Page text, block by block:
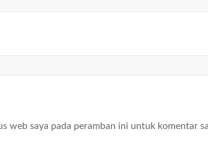
web saya pada peramban ini untuk komentar